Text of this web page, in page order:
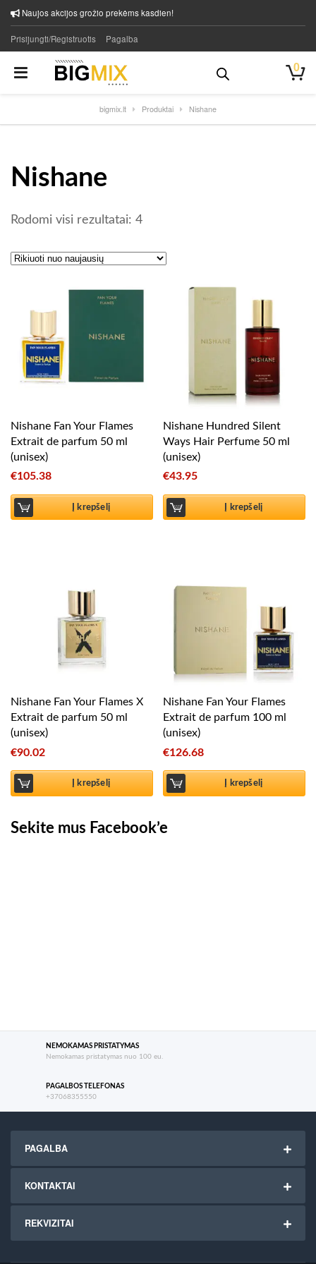
Naujos akcijos grožio prekėms kasdien!
Prisijungti/Registruotis Pagalba
0
bigmix.lt Produktai Nishane
Nishane
Rodomi visi rezultatai: 4Rūšiuojama pagal naujausią
Nishane Fan Your Flames
Extrait de parfum 50 ml
(unisex)
€105.38
Į krepšelį
Nishane Hundred Silent
Ways Hair Perfume 50 ml
(unisex)
€43.95
Į krepšelį
Nishane Fan Your Flames X
Extrait de parfum 50 ml
(unisex)
€90.02
Į krepšelį
Nishane Fan Your Flames
Extrait de parfum 100 ml
(unisex)
€126.68
Į krepšelį
Sekite mus Facebook’e
NEMOKAMAS PRISTATYMAS
Nemokamas pristatymas nuo 100 eu.
PAGALBOS TELEFONAS
+37068355550
PAGALBA
KONTAKTAI
REKVIZITAI